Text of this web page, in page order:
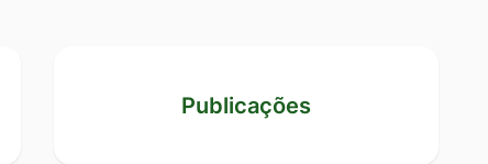
Publicações